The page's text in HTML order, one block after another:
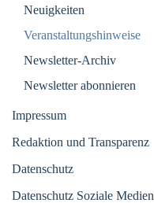
Neuigkeiten
Veranstaltungshinweise
Newsletter-Archiv
Newsletter abonnieren
Impressum
Redaktion und Transparenz
Datenschutz
Datenschutz Soziale Medien